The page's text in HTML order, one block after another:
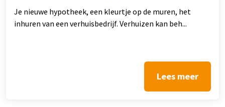
Je nieuwe hypotheek, een kleurtje op de muren, het
inhuren van een verhuisbedrijf. Verhuizen kan beh...
Lees meer